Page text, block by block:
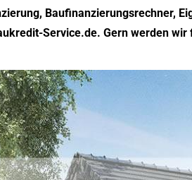
Baufinanzierungsrechner,
Service.de. Gern werden